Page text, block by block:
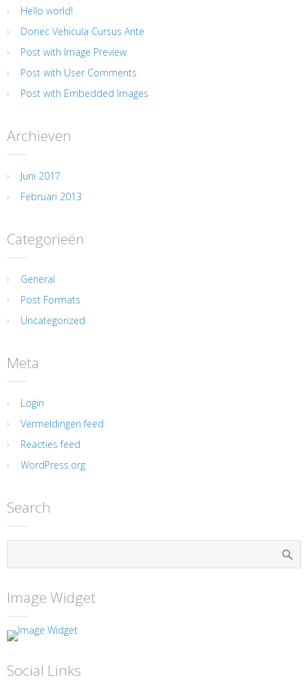
Hello world!
Donec Vehicula Cursus Ante
Post with Image Preview
Post with User Comments
Post with Embedded Images
Archieven
Juni 2017
Februari 2013
Categorieën
General
Post Formats
Uncategorized
Meta
Login
Vermeldingen feed
Reacties feed
WordPress.org
Search
Image Widget
Social Links